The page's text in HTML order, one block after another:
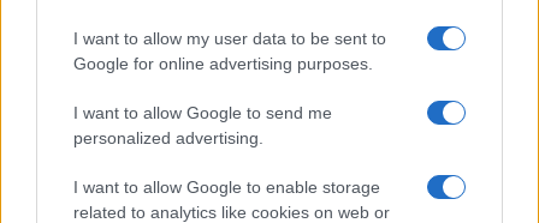
I want to allow my user data to be sent to
Google for online advertising purposes.
I want to allow Google to send me
personalized advertising.
I want to allow Google to enable storage
related to analytics like cookies on web or
TOP IN FINTECH